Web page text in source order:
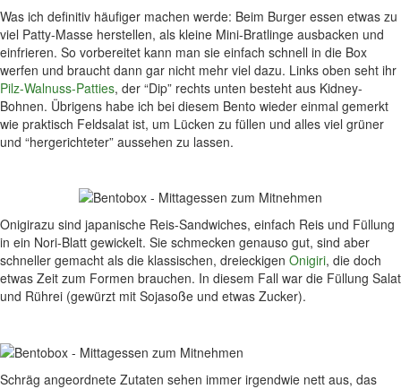
Was ich definitiv häufiger machen werde: Beim Burger essen etwas zu
viel Patty-Masse herstellen, als kleine Mini-Bratlinge ausbacken und
einfrieren. So vorbereitet kann man sie einfach schnell in die Box
werfen und braucht dann gar nicht mehr viel dazu. Links oben seht ihr
Pilz-Walnuss-Patties, der “Dip” rechts unten besteht aus Kidney-
Bohnen. Übrigens habe ich bei diesem Bento wieder einmal gemerkt
wie praktisch Feldsalat ist, um Lücken zu füllen und alles viel grüner
und “hergerichteter” aussehen zu lassen.
Onigirazu sind japanische Reis-Sandwiches, einfach Reis und Füllung
in ein Nori-Blatt gewickelt. Sie schmecken genauso gut, sind aber
schneller gemacht als die klassischen, dreieckigen Onigiri, die doch
etwas Zeit zum Formen brauchen. In diesem Fall war die Füllung Salat
und Rührei (gewürzt mit Sojasoße und etwas Zucker).
Schräg angeordnete Zutaten sehen immer irgendwie nett aus, das